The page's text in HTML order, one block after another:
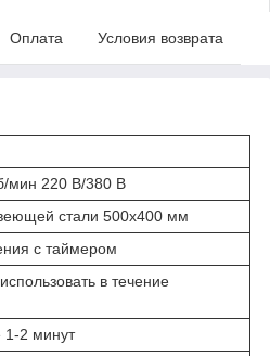
Оплата Условия возврата
мин 220 В/380 В
стали 500х400 мм
с таймером
в течение
1-2 минут